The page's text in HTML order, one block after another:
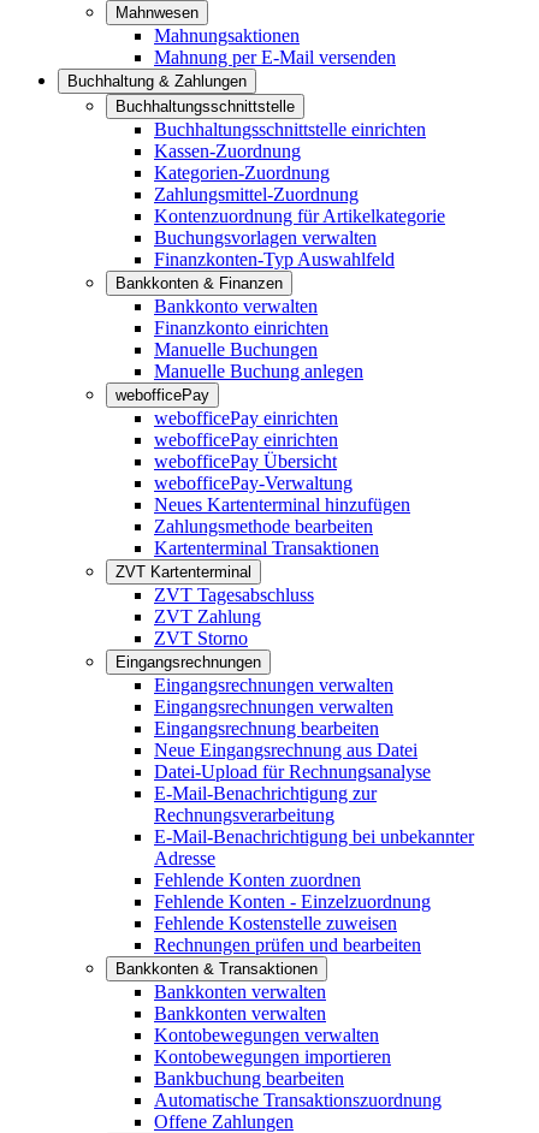
Mahnwesen
Mahnungsaktionen
Mahnung per E-Mail versenden
Buchhaltung & Zahlungen
Buchhaltungsschnittstelle
Buchhaltungsschnittstelle einrichten
Kassen-Zuordnung
Kategorien-Zuordnung
Zahlungsmittel-Zuordnung
Kontenzuordnung für Artikelkategorie
Buchungsvorlagen verwalten
Finanzkonten-Typ Auswahlfeld
Bankkonten & Finanzen
Bankkonto verwalten
Finanzkonto einrichten
Manuelle Buchungen
Manuelle Buchung anlegen
webofficePay
webofficePay einrichten
webofficePay einrichten
webofficePay Übersicht
webofficePay-Verwaltung
Neues Kartenterminal hinzufügen
Zahlungsmethode bearbeiten
Kartenterminal Transaktionen
ZVT Kartenterminal
ZVT Tagesabschluss
ZVT Zahlung
ZVT Storno
Eingangsrechnungen
Eingangsrechnungen verwalten
Eingangsrechnungen verwalten
Eingangsrechnung bearbeiten
Neue Eingangsrechnung aus Datei
Datei-Upload für Rechnungsanalyse
E-Mail-Benachrichtigung zur
Rechnungsverarbeitung
E-Mail-Benachrichtigung bei unbekannter
Adresse
Fehlende Konten zuordnen
Fehlende Konten - Einzelzuordnung
Fehlende Kostenstelle zuweisen
Rechnungen prüfen und bearbeiten
Bankkonten & Transaktionen
Bankkonten verwalten
Bankkonten verwalten
Kontobewegungen verwalten
Kontobewegungen importieren
Bankbuchung bearbeiten
Automatische Transaktionszuordnung
Offene Zahlungen